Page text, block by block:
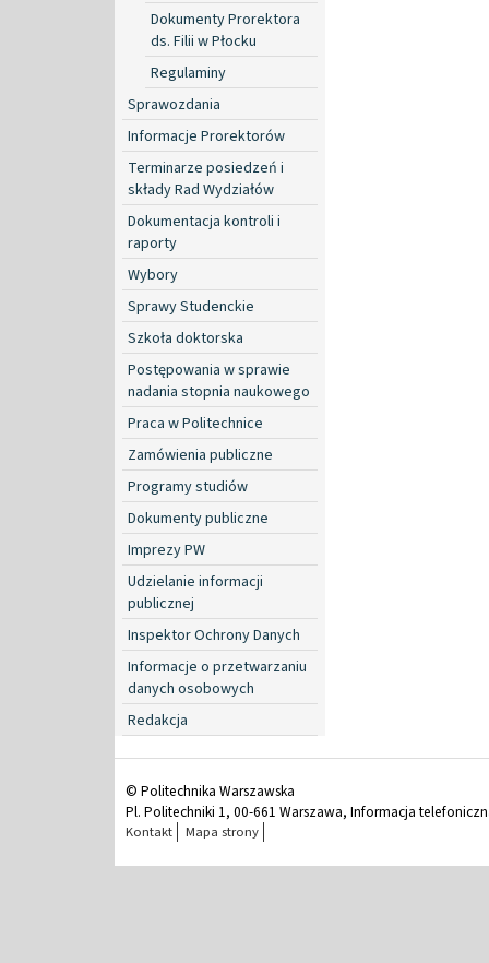
Dokumenty Prorektora
ds. Filii w Płocku
Regulaminy
Sprawozdania
Informacje Prorektorów
Terminarze posiedzeń i
składy Rad Wydziałów
Dokumentacja kontroli i
raporty
Wybory
Sprawy Studenckie
Szkoła doktorska
Postępowania w sprawie
nadania stopnia naukowego
Praca w Politechnice
Zamówienia publiczne
Programy studiów
Dokumenty publiczne
Imprezy PW
Udzielanie informacji
publicznej
Inspektor Ochrony Danych
Informacje o przetwarzaniu
danych osobowych
Redakcja
© Politechnika Warszawska
Pl. Politechniki 1, 00-661 Warszawa, Informacja
Kontakt Mapa strony